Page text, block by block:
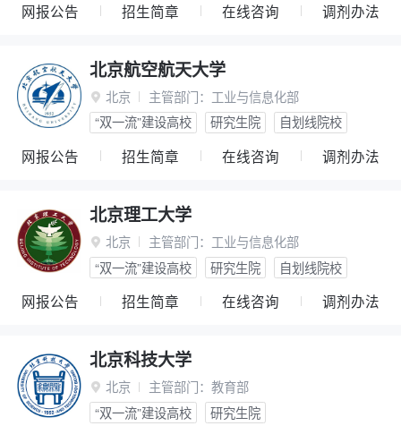
网报公告 招生简章 在线咨询 调剂办法
北京航空航天大学
 北京 主管部门： 工业与信息化部
“双一流”建设高校
研究生院 自划线院校
网报公告 招生简章 在线咨询 调剂办法
北京理工大学
 北京 主管部门： 工业与信息化部
“双一流”建设高校
研究生院 自划线院校
网报公告 招生简章 在线咨询 调剂办法
北京科技大学
 北京 主管部门： 教育部
“双一流”建设高校
研究生院